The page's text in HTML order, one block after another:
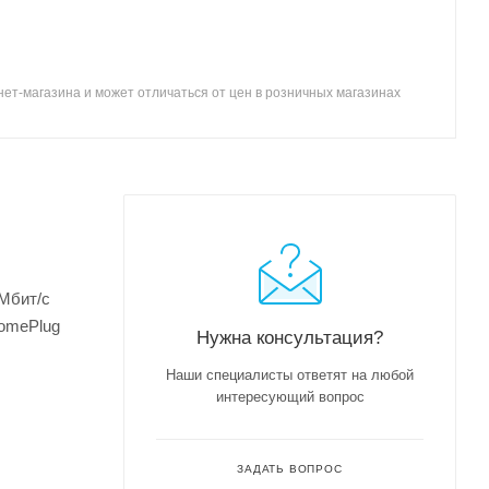
магазина и может отличаться от цен в розничных магазинах
с
Нужна консультация?
Наши специалисты ответят на любой
интересующий вопрос
ЗАДАТЬ ВОПРОС